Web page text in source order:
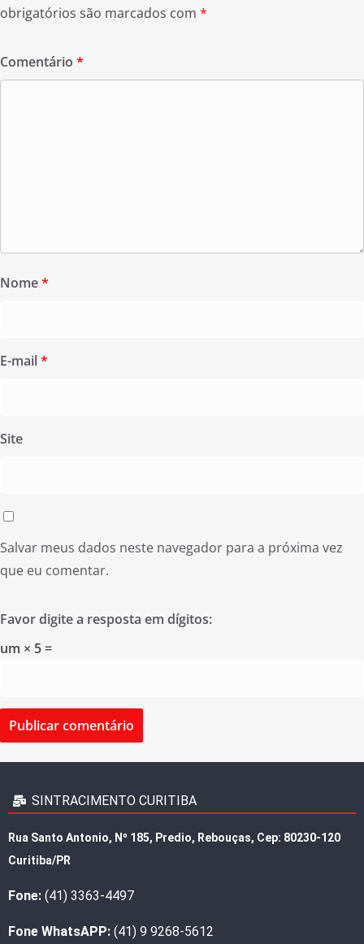
obrigatórios são marcados com *
Comentário *
Nome*
E-mail*
Site
Salvar meus dados neste navegador para a próxima vez
que eu comentar.
Favor digite a resposta em dígitos:
um × 5 =
SINTRACIMENTO CURITIBA
Rua Santo Antonio, Nº 185, Predio, Rebouças, Cep: 80230-120
Curitiba/PR
Fone: (41) 3363-4497
Fone WhatsAPP: (41) 9 9268-5612